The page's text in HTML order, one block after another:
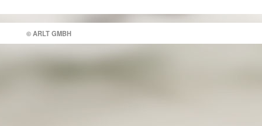
© ARLT GMBH